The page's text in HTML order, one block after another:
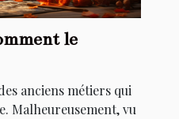
le
anciens métiers qui
Malheureusement, vu